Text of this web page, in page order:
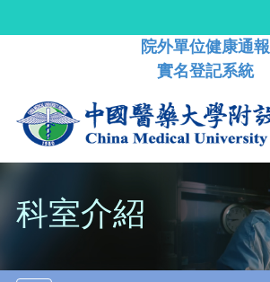
院外單位健康通報
實名登記系統
科室介紹